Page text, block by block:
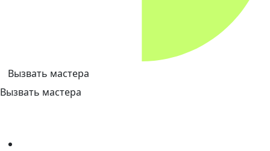
Вызвать мастера
Вызвать мастера